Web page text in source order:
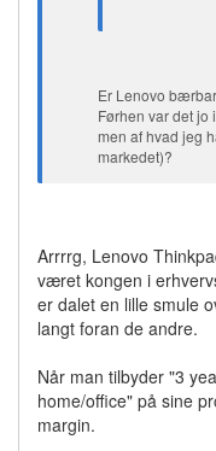
Er Lenovo
Førhen var det jo
men af hvad jeg
markedet)?
Arrrrg, Lenovo
været kongen i
er dalet en lille smule
langt foran de andre.
Når man tilbyder "3
home/office" på sine
margin.